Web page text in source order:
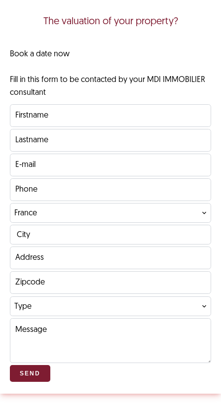
The valuation of your property?
Book a date now
Fill in this form to be contacted by your MDI IMMOBILIER
consultant
France
City
Type
SEND